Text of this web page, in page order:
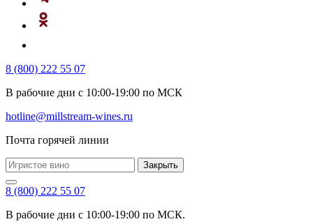
8 (800) 222 55 07
В рабочие дни с 10:00-19:00 по МСК
hotline@millstream-wines.ru
Почта горячей линии
Закрыть
8 (800) 222 55 07
В рабочие дни с 10:00-19:00 по МСК.